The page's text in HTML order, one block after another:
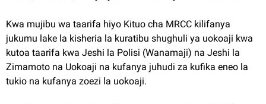
Kwa mujibu wa taarifa hiyo Kituo cha MRCC kilifanya
jukumu lake la kisheria la kuratibu shughuli ya uokoaji kwa
kutoa taarifa kwa Jeshi la Polisi (Wanamaji) na Jeshi la
Zimamoto na Uokoaji na kufanya juhudi za kufika eneo la
tukio na kufanya zoezi la uokoaji.